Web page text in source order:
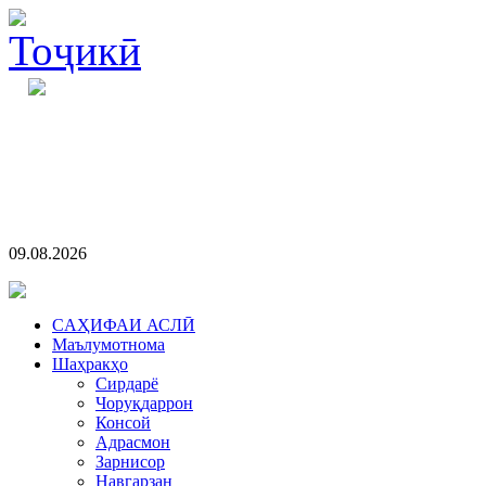
09.08.2026
CАҲИФАИ АСЛӢ
Маълумотнома
Шаҳракҳо
Сирдарё
Чоруқдаррон
Консой
Адрасмон
Зарнисор
Навгарзан